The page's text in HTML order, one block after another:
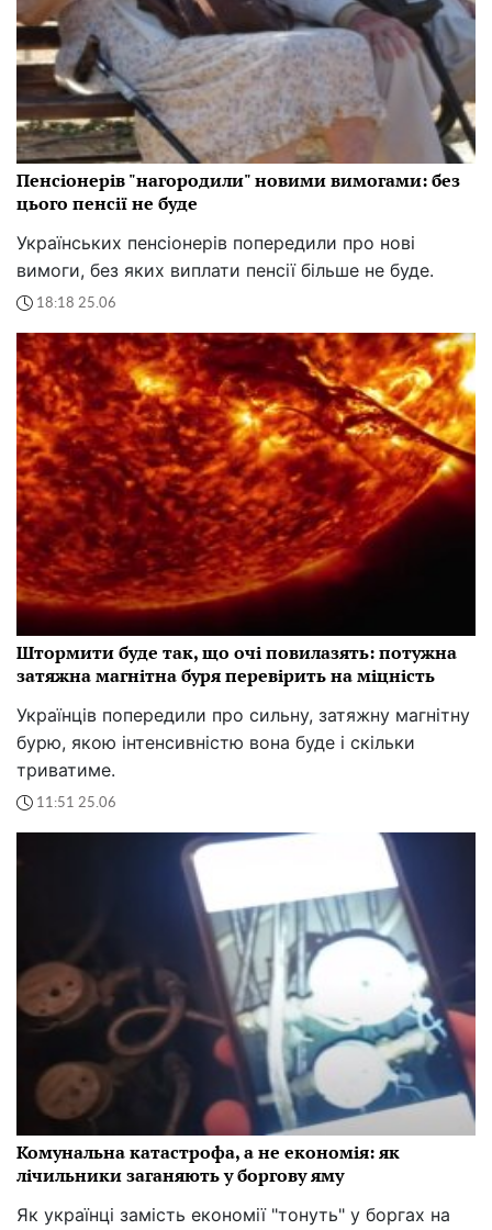
Пенсіонерів "нагородили" новими вимогами: без
цього пенсії не буде
Українських пенсіонерів попередили про нові
вимоги, без яких виплати пенсії більше не буде.
18:18 25.06
Штормити буде так, що очі повилазять: потужна
затяжна магнітна буря перевірить на міцність
Українців попередили про сильну, затяжну магнітну
бурю, якою інтенсивністю вона буде і скільки
триватиме.
11:51 25.06
Комунальна катастрофа, а не економія: як
лічильники заганяють у боргову яму
Як українці замість економії "тонуть" у боргах на